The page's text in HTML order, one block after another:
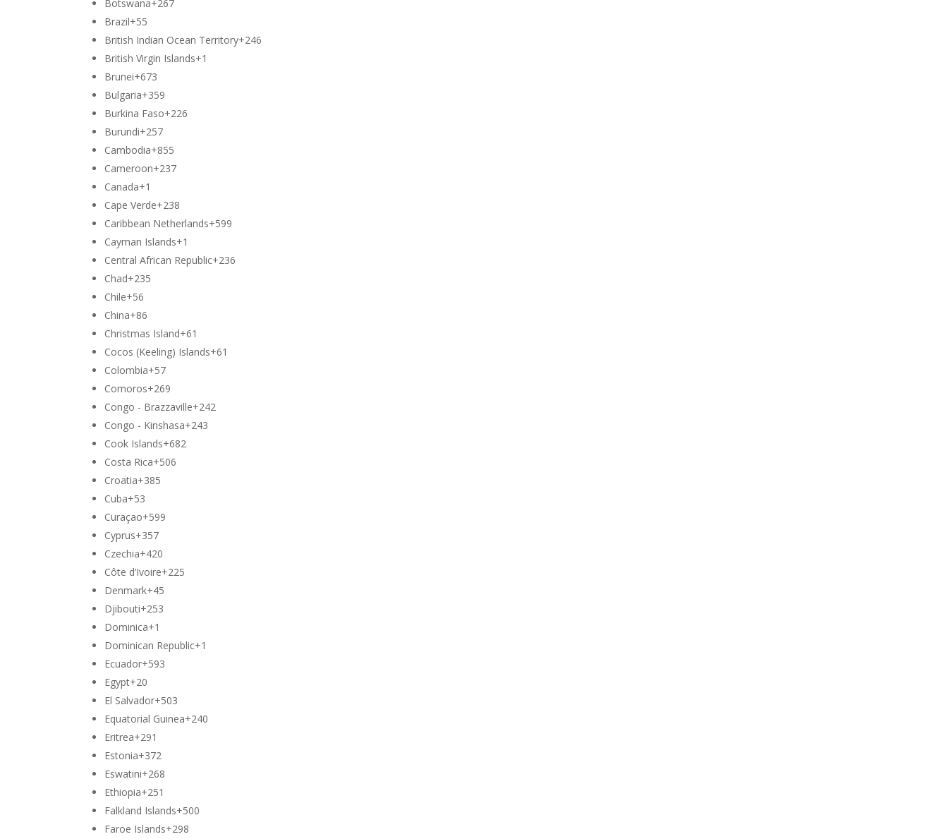
Botswana+267
Brazil+55
British Indian Ocean Territory+246
British Virgin Islands+1
Brunei+673
Bulgaria+359
Burkina Faso+226
Burundi+257
Cambodia+855
Cameroon+237
Canada+1
Cape Verde+238
Caribbean Netherlands+599
Cayman Islands+1
Central African Republic+236
Chad+235
Chile+56
China+86
Christmas Island+61
Cocos (Keeling) Islands+61
Colombia+57
Comoros+269
Congo - Brazzaville+242
Congo - Kinshasa+243
Cook Islands+682
Costa Rica+506
Croatia+385
Cuba+53
Curaçao+599
Cyprus+357
Czechia+420
Côte d’Ivoire+225
Denmark+45
Djibouti+253
Dominica+1
Dominican Republic+1
Ecuador+593
Egypt+20
El Salvador+503
Equatorial Guinea+240
Eritrea+291
Estonia+372
Eswatini+268
Ethiopia+251
Falkland Islands+500
Faroe Islands+298